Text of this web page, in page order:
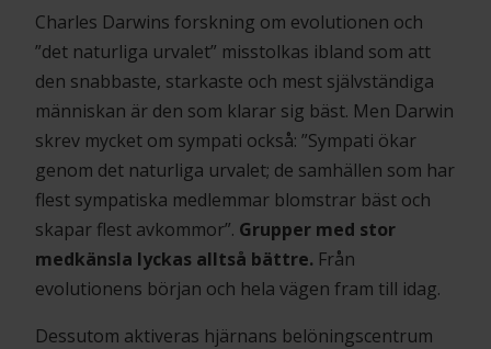
Charles Darwins forskning om evolutionen och
”det naturliga urvalet” misstolkas ibland som att
den snabbaste, starkaste och mest självständiga
människan är den som klarar sig bäst. Men Darwin
skrev mycket om sympati också: ”Sympati ökar
genom det naturliga urvalet; de samhällen som har
flest sympatiska medlemmar blomstrar bäst och
skapar flest avkommor”. Grupper med stor
medkänsla lyckas alltså bättre. Från
evolutionens början och hela vägen fram till idag.
Dessutom aktiveras hjärnans belöningscentrum